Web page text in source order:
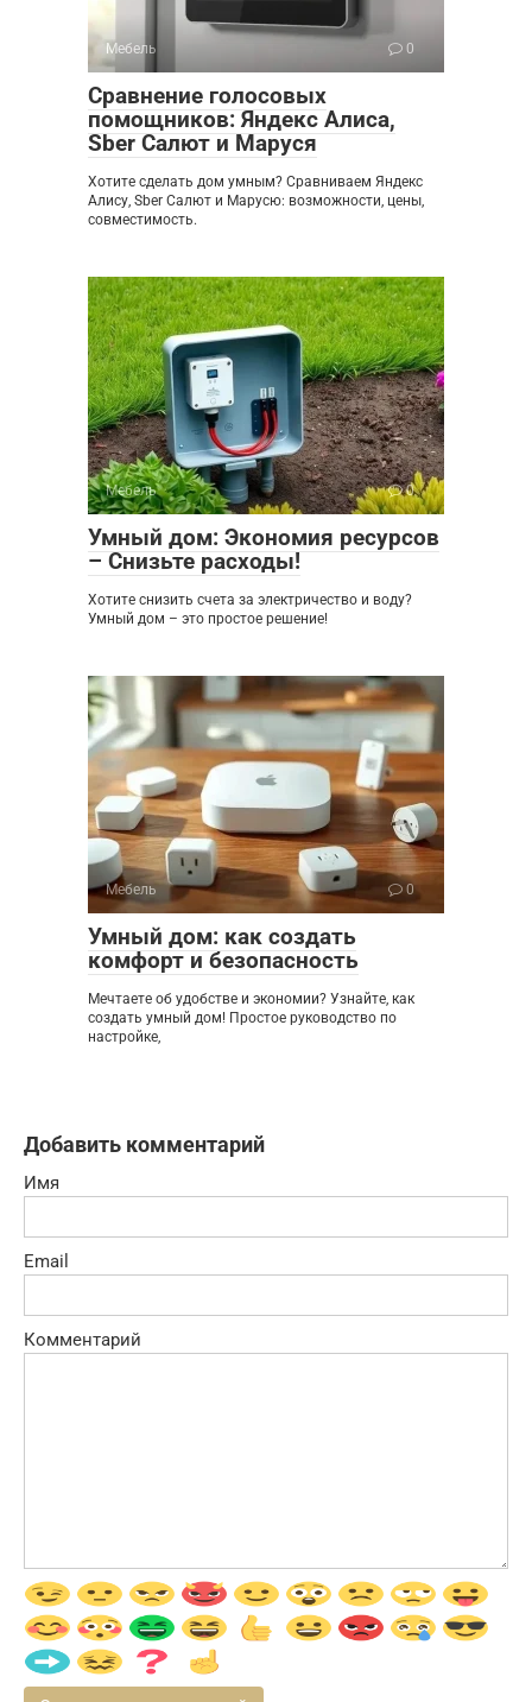
Мебель 0
Сравнение голосовых
помощников: Яндекс Алиса,
Sber Салют и Маруся
Хотите сделать дом умным? Сравниваем Яндекс
Алису, Sber Салют и Марусю: возможности, цены,
совместимость.
Мебель 0
Умный дом: Экономия ресурсов
– Снизьте расходы!
Хотите снизить счета за электричество и воду?
Умный дом – это простое решение!
Мебель 0
Умный дом: как создать
комфорт и безопасность
Мечтаете об удобстве и экономии? Узнайте, как
создать умный дом! Простое руководство по
настройке,
Добавить комментарий
Имя
Email
Комментарий